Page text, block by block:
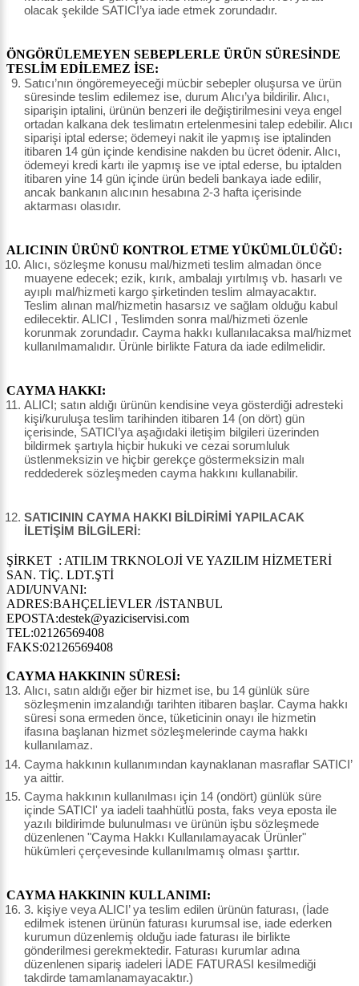
olacak şekilde SATICI’ya iade etmek zorundadır.
ÖNGÖRÜLEMEYEN SEBEPLERLE ÜRÜN SÜRESİNDE
TESLİM EDİLEMEZ İSE:
Satıcı’nın öngöremeyeceği mücbir sebepler oluşursa ve ürün
süresinde teslim edilemez ise, durum Alıcı’ya bildirilir. Alıcı,
siparişin iptalini, ürünün benzeri ile değiştirilmesini veya engel
ortadan kalkana dek teslimatın ertelenmesini talep edebilir. Alıcı
siparişi iptal ederse; ödemeyi nakit ile yapmış ise iptalinden
itibaren 14 gün içinde kendisine nakden bu ücret ödenir. Alıcı,
ödemeyi kredi kartı ile yapmış ise ve iptal ederse, bu iptalden
itibaren yine 14 gün içinde ürün bedeli bankaya iade edilir,
ancak bankanın alıcının hesabına 2-3 hafta içerisinde
aktarması olasıdır.
ALICININ ÜRÜNÜ KONTROL ETME YÜKÜMLÜLÜĞÜ:
Alıcı, sözleşme konusu mal/hizmeti teslim almadan önce
muayene edecek; ezik, kırık, ambalajı yırtılmış vb. hasarlı ve
ayıplı mal/hizmeti kargo şirketinden teslim almayacaktır.
Teslim alınan mal/hizmetin hasarsız ve sağlam olduğu kabul
edilecektir. ALICI , Teslimden sonra mal/hizmeti özenle
korunmak zorundadır. Cayma hakkı kullanılacaksa mal/hizmet
kullanılmamalıdır. Ürünle birlikte Fatura da iade edilmelidir.
CAYMA HAKKI:
ALICI; satın aldığı ürünün kendisine veya gösterdiği adresteki
kişi/kuruluşa teslim tarihinden itibaren 14 (on dört) gün
içerisinde, SATICI’ya aşağıdaki iletişim bilgileri üzerinden
bildirmek şartıyla hiçbir hukuki ve cezai sorumluluk
üstlenmeksizin ve hiçbir gerekçe göstermeksizin malı
reddederek sözleşmeden cayma hakkını kullanabilir.
SATICININ CAYMA HAKKI BİLDİRİMİ YAPILACAK
İLETİŞİM BİLGİLERİ:
ŞİRKET : ATILIM TRKNOLOJİ VE YAZILIM HİZMETERİ
SAN. TİÇ. LDT.ŞTİ
ADI/UNVANI:
ADRES:BAHÇELİEVLER /İSTANBUL
EPOSTA:destek@yaziciservisi.com
TEL:02126569408
FAKS:02126569408
CAYMA HAKKININ SÜRESİ:
Alıcı, satın aldığı eğer bir hizmet ise, bu 14 günlük süre
sözleşmenin imzalandığı tarihten itibaren başlar. Cayma hakkı
süresi sona ermeden önce, tüketicinin onayı ile hizmetin
ifasına başlanan hizmet sözleşmelerinde cayma hakkı
kullanılamaz.
Cayma hakkının kullanımından kaynaklanan masraflar SATICI’
ya aittir.
Cayma hakkının kullanılması için 14 (ondört) günlük süre
içinde SATICI' ya iadeli taahhütlü posta, faks veya eposta ile
yazılı bildirimde bulunulması ve ürünün işbu sözleşmede
düzenlenen "Cayma Hakkı Kullanılamayacak Ürünler"
hükümleri çerçevesinde kullanılmamış olması şarttır.
CAYMA HAKKININ KULLANIMI:
3. kişiye veya ALICI’ ya teslim edilen ürünün faturası, (İade
edilmek istenen ürünün faturası kurumsal ise, iade ederken
kurumun düzenlemiş olduğu iade faturası ile birlikte
gönderilmesi gerekmektedir. Faturası kurumlar adına
düzenlenen sipariş iadeleri İADE FATURASI kesilmediği
takdirde tamamlanamayacaktır.)